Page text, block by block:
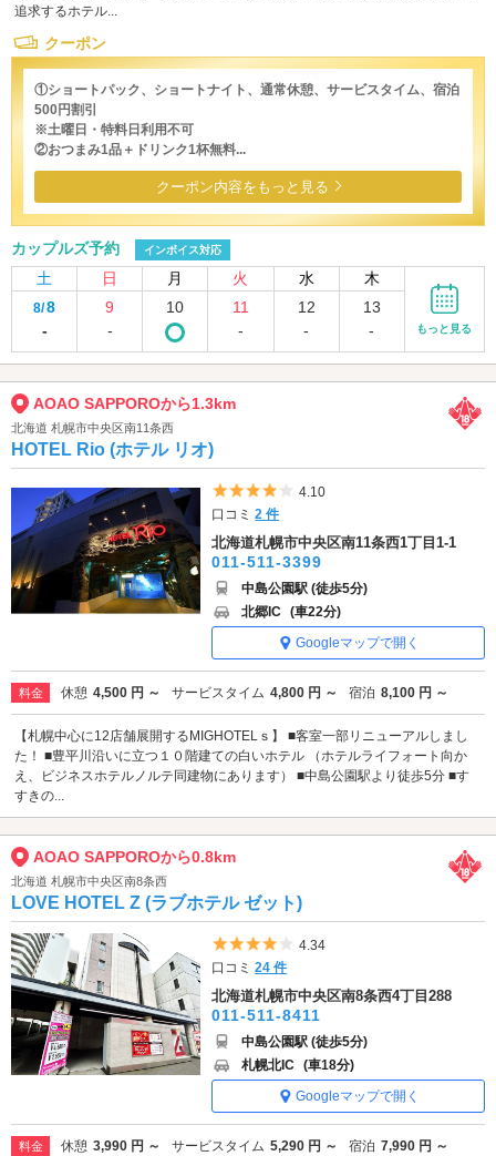
追求するホテル...
クーポン
①ショートパック、ショートナイト、通常休憩、サービスタイム、宿泊
500円割引
※土曜日・特料日利用不可
②おつまみ1品＋ドリンク1杯無料...
クーポン内容をもっと見る
カップルズ予約 インボイス対応
土 日 月 火 水 木
8/8
-
9
-
10
11
-
12
-
13
-
もっと見る
AOAO SAPPOROから1.3km
北海道 札幌市中央区南11条西
HOTEL Rio (ホテル リオ)
5つ星のうち4
4.10
口コミ2 件
北海道札幌市中央区南11条西1丁目1-1
011-511-3399
中島公園駅 (徒歩5分)
北郷IC (車22分)
Googleマップで開く
料金 休憩 4,500 円 ～ サービスタイム 4,800 円 ～ 宿泊 8,100 円 ～
【札幌中心に12店舗展開するMIGHOTELｓ】 ■客室一部リニューアルしまし
た！ ■豊平川沿いに立つ１０階建ての白いホテル （ホテルライフォート向か
え、ビジネスホテルノルテ同建物にあります） ■中島公園駅より徒歩5分 ■す
すきの...
AOAO SAPPOROから0.8km
北海道 札幌市中央区南8条西
LOVE HOTEL Z (ラブホテル ゼット)
5つ星のうち4
4.34
口コミ24 件
北海道札幌市中央区南8条西4丁目288
011-511-8411
中島公園駅 (徒歩5分)
札幌北IC (車18分)
Googleマップで開く
料金 休憩 3,990 円 ～ サービスタイム 5,290 円 ～ 宿泊 7,990 円 ～